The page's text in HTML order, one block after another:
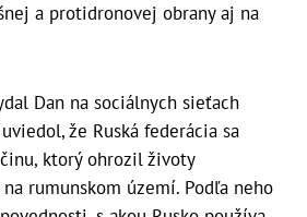
a protidronovej obrany aj na
Dan na sociálnych sieťach
že Ruská federácia sa
ktorý ohrozil životy
rumunskom území. Podľa neho